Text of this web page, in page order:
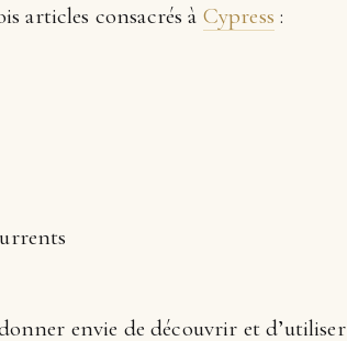
articles consacrés à Cypress :
envie de découvrir et d’utiliser